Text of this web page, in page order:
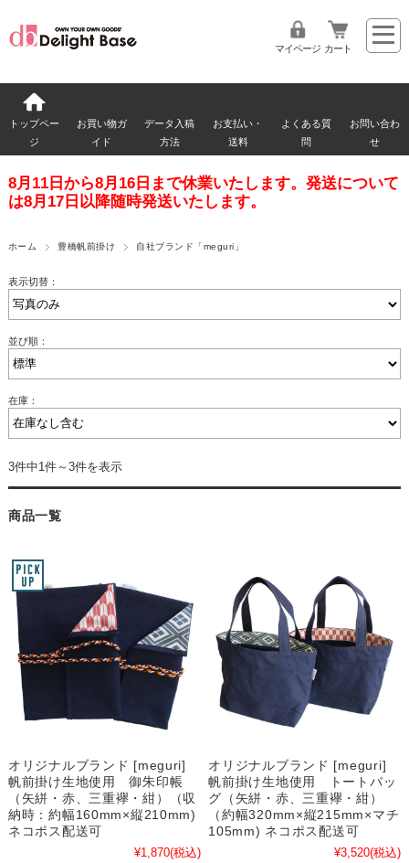
マイページ カート
トップペー
ジ
お買い物ガ
イド
データ入稿
方法
お支払い・
送料
よくある質
問
お問い合わ
せ
8月11日から8月16日まで休業いたします。発送について
は8月17日以降随時発送いたします。
ホーム 豊橋帆前掛け 自社ブランド「meguri」
表示切替：
並び順：
在庫：
3件中1件～3件を表示
商品一覧
オリジナルブランド [meguri]
帆前掛け生地使用 御朱印帳
（矢絣・赤、三重襷・紺）（収
納時：約幅160mm×縦210mm)
ネコポス配送可
¥1,870(税込)
オリジナルブランド [meguri]
帆前掛け生地使用 トートバッ
グ（矢絣・赤、三重襷・紺）
（約幅320mm×縦215mm×マチ
105mm) ネコポス配送可
¥3,520(税込)